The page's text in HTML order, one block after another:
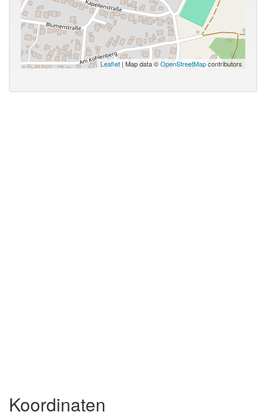
Leaflet | Map data ©OpenStreetMapcontributors
Koordinaten